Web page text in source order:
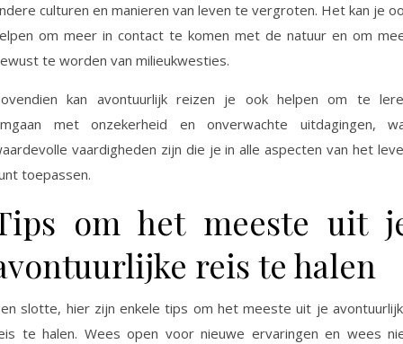
culturen en manieren van leven te vergroten. Het kan je
om meer in contact te komen met de natuur en om
te worden van milieukwesties.
kan avontuurlijk reizen je ook helpen om te
met onzekerheid en onverwachte uitdagingen,
vaardigheden zijn die je in alle aspecten van het
toepassen.
om het meeste uit
reis te halen
slotte, hier zijn enkele tips om het meeste uit je
te halen. Wees open voor nieuwe ervaringen en wees